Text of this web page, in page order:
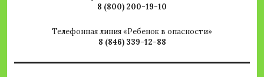
8 (800) 200-19-10
Телефонная линия «Ребенок в опасности»
8 (846) 339-12-88